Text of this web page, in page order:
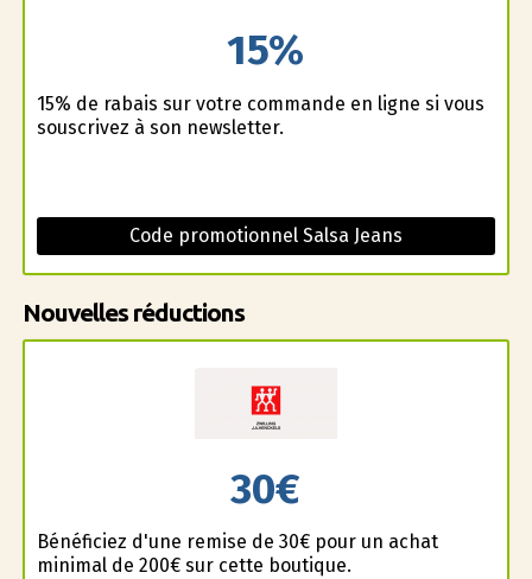
15%
15% de rabais sur votre commande en ligne si vous
souscrivez à son newsletter.
Code promotionnel Salsa Jeans
Nouvelles réductions
30€
Bénéficiez d'une remise de 30€ pour un achat
minimal de 200€ sur cette boutique.